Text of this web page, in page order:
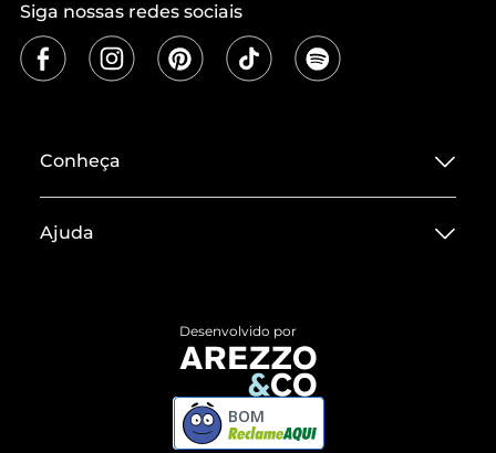
Siga nossas redes sociais
Conheça
Termos de Uso
ZZ MALL é confiável
Ajuda
Devolução do Produto
Compre pelo WhatsApp
Desenvolvido por
BOM